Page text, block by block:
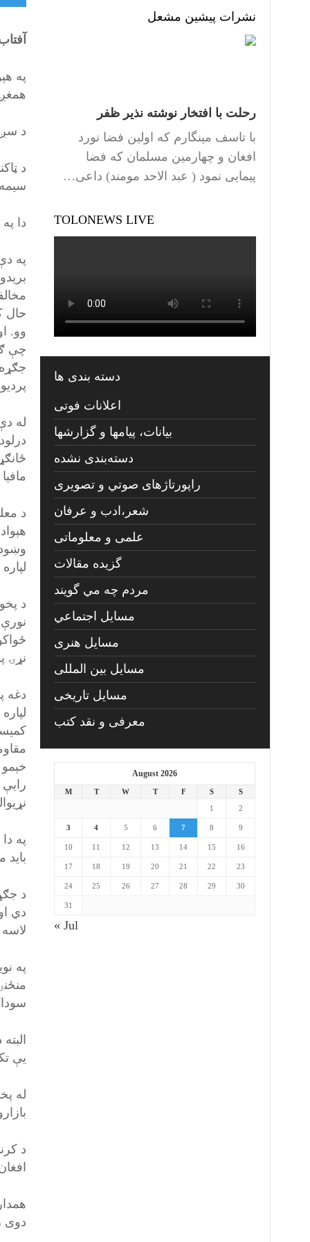
په
د
د
دا
په
حال
وو.
چې
له
د
د
نړۍ
دغه
خېمو
په
د
دي
په
یې
له
د
دوی
نشرات پیشین مشعل
رحلت با افتخار نوشته نذیر ظفر
با تاسف مینگارم که اولین فضا نورد
افغان و چهارمین مسلمان که فضا
پیمایی نمود ( عبد الاحد مومند) داعی…
TOLONEWS LIVE
دسته بندی ها
اعلانات فوتی
بیانات، پیامها و گزارشها
دسته‌بندی نشده
راپورتاژهای صوتي و تصويری
شعر،ادب و عرفان
علمی و معلوماتی
گزیده مقالات
مردم چه مي گويند
مسايل اجتماعي
مسايل هنری
مسایل بین المللی
مسایل تاریخی
معرفی و نقد کتب
August 2026
M T W T F S
S
1
2
3 4 5 6 7 8 9
10 11 12 13 14 15 16
17 18 19 20 21 22 23
24 25 26 27 28 29 30
31
« Jul